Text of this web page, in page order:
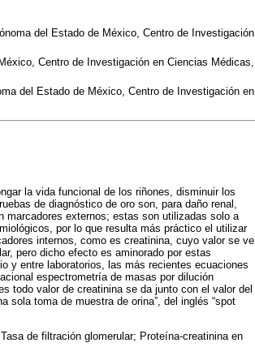
del Estado de México, Centro de Investigación
Centro de Investigación en Ciencias Médicas,
del Estado de México, Centro de Investigación en
la vida funcional de los riñones, disminuir los
de diagnóstico de oro son, para daño renal,
marcadores externos; estas son utilizadas solo a
por lo que resulta más práctico el utilizar
internos, como es creatinina, cuyo valor se ve
pero dicho efecto es aminorado por estas
y entre laboratorios, las más recientes ecuaciones
espectrometría de masas por dilución
todo valor de creatinina se da junto con el valor del
sola toma de muestra de orina”, del inglés “spot
de filtración glomerular; Proteína-creatinina en